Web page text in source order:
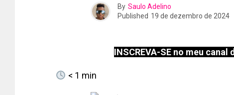
By Saulo Adelino
Published 19 de dezembro de 2024
INSCREVA-SE no meu canal
< 1 min